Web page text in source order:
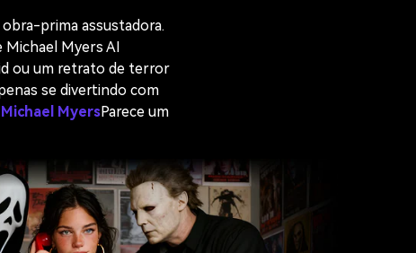
prima assustadora.
Michael Myers AI
ou um retrato de terror
se divertindo com
MyersParece um